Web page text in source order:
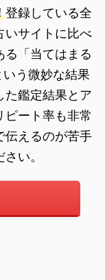
登録している全
いサイトに比べ
る「当てはまる
う微妙な結果
た鑑定結果とア
ピート率も非常
伝えるのが苦手
い。